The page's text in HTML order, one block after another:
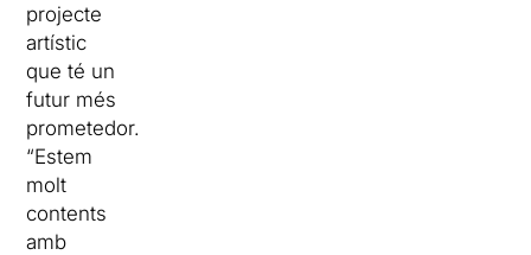
projecte
artístic
que té un
futur més
prometedor.
“Estem
molt
contents
amb